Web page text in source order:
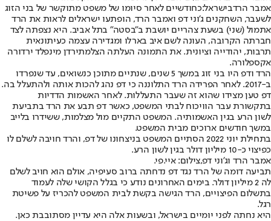
אמבר הרדבישראל:כחודשיים לאחר סיומו של משפט מתוקשר של בני הזוג
לשעבר, השחקנים ג'וני דפ ואמבר הרד, הופתעו ישראלים לראות את הרד
אתמול (שני) בשעת צהריים יושבת ב"בסטה" בתל אביב. היא נצפתה לצד
חברתה הקרובה, העונה לשם איב בארלו ומגדירה עצמה כעיתונאית
תרבות, יהודייה וציונית. את התמונה העלתה הצלמתירדן מינפלד ירדורה
אקספלורה.
הרד ודפ היו בני זוג במשך 5 שנים, שנתיים מתוכן כנשואים, עד שנפרדו
ב-2017. לאחר הפרידה הרד התלוננה כי דפ נהג להכות אותה ולהתעלל בה.
דפ טען מצידו שהוא זה שעבר התעללות. לאחר האשמות הדדיות
בתקשורת עבר הוויכוח לבתי המשפט, כאשר דפ תבע את הרד בתביעת
לשון הרע בגין האשמותיה. המשפט התקיים מול מצלמות, ששידרו בלייב
במשך חודשים ארוכים מבית המשפט.
בתחילת יוני 2022 הסתיים המשפט בניצחונו של דפ, והרד חויבה לשלם לו
כפיצוי כ-10 מיליון דולר בגין לשון הרע.
אמבר הרד וג'וני דפ,צילום: איי.פי.
תביעה דומה של הרד נגד דפ נדחתה ברוב סעיפיה, אולם הוא חויב לשלם
לה 2 מיליון דולר. בימים האחרונים נודע כי בגלל הקושי שלה לעמוד
בתשלום הפיצויים, הרד הגישה בקשת לבית המשפט להכריז על פשיטת
רגל.
היא נחתה לפני יומיים בישראל, ובשעות אלה היא עדיין מסתובבת כאן.